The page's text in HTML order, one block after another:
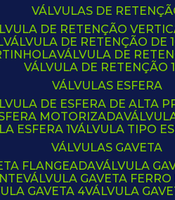
VÁLVULAS DE
DE RETENÇÃO
VÁLVULA DE RETENÇÃO DE
VÁLVULA DE
VÁLVULA DE RETENÇÃO
VÁLVULAS ESFERA
DE ESFERA DE ALTA
MOTORIZADA
ESFERA 1 VÁLVULA TIPO
VÁLVULAS GAVETA
FLANGEADA VÁLVULA
VÁLVULA GAVETA
GAVETA 4 VÁLVULA